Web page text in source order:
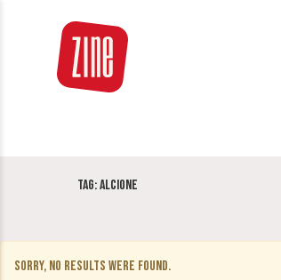
Tag:Alcione
Sorry, no results were found.